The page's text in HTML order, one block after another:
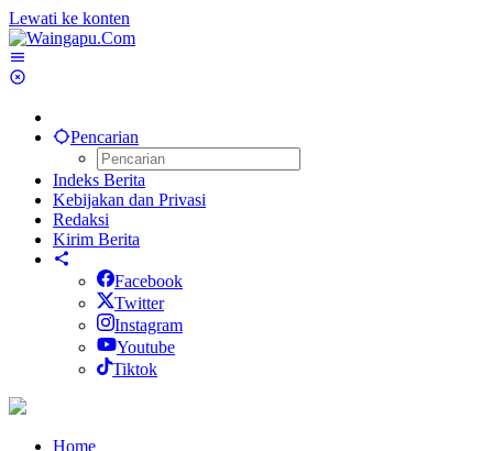
Lewati ke konten
Pencarian
Indeks Berita
Kebijakan dan Privasi
Redaksi
Kirim Berita
Facebook
Twitter
Instagram
Youtube
Tiktok
Home